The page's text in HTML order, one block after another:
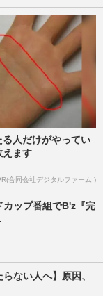
る人だけがやってい
えます
合同会社デジタルファーム )
カップ番組でB'z『完
ない人へ】原因、